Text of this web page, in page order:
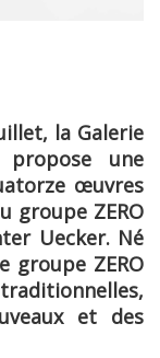
la Galerie
propose une
œuvres
groupe ZERO
Uecker. Né
groupe ZERO
et des